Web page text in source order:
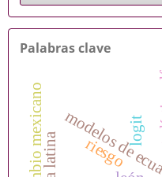
Palabras clave
riesgo
o logit